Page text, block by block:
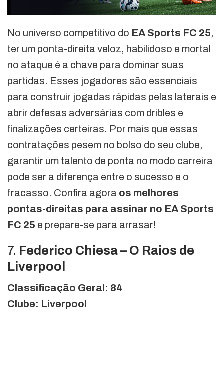
No universo competitivo do EA Sports FC 25,
ter um ponta-direita veloz, habilidoso e mortal
no ataque é a chave para dominar suas
partidas. Esses jogadores são essenciais
para construir jogadas rápidas pelas laterais e
abrir defesas adversárias com dribles e
finalizações certeiras. Por mais que essas
contratações pesem no bolso do seu clube,
garantir um talento de ponta no modo carreira
pode ser a diferença entre o sucesso e o
fracasso. Confira agora os melhores
pontas-direitas para assinar no EA Sports
FC 25 e prepare-se para arrasar!
7. Federico Chiesa – O Raios de
Liverpool
Classificação Geral: 84
Clube: Liverpool